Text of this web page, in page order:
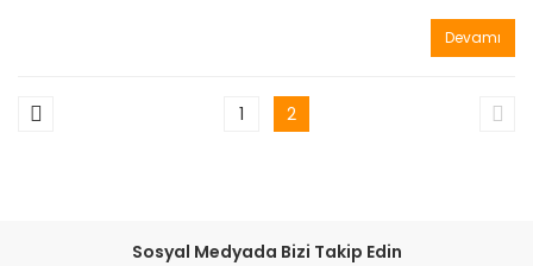
Devamı
1 2
Sosyal Medyada Bizi Takip Edin